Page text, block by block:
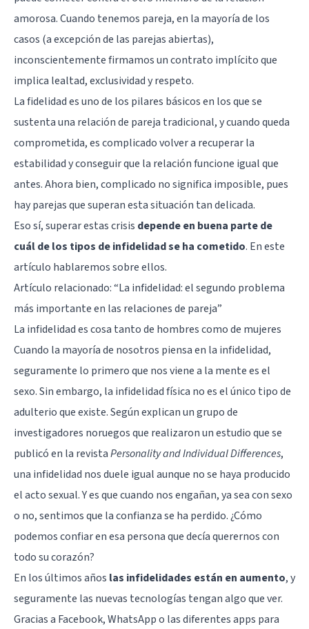
amorosa. Cuando tenemos pareja, en la mayoría de los
casos (a excepción de las parejas abiertas),
inconscientemente firmamos un contrato implícito que
implica lealtad, exclusividad y respeto.
La fidelidad es uno de los pilares básicos en los que se
sustenta una relación de pareja tradicional, y cuando queda
comprometida, es complicado volver a recuperar la
estabilidad y conseguir que la relación funcione igual que
antes. Ahora bien, complicado no significa imposible, pues
hay parejas que superan esta situación tan delicada.
Eso sí, superar estas crisis depende en buena parte de
cuál de los tipos de infidelidad se ha cometido. En este
artículo hablaremos sobre ellos.
Artículo relacionado: “La infidelidad: el segundo problema
más importante en las relaciones de pareja”
La infidelidad es cosa tanto de hombres como de mujeres
Cuando la mayoría de nosotros piensa en la infidelidad,
seguramente lo primero que nos viene a la mente es el
sexo. Sin embargo, la infidelidad física no es el único tipo de
adulterio que existe. Según explican un grupo de
investigadores noruegos que realizaron un estudio que se
publicó en la revistaPersonality and Individual Differences,
una infidelidad nos duele igual aunque no se haya producido
el acto sexual. Y es que cuando nos engañan, ya sea con sexo
o no, sentimos que la confianza se ha perdido. ¿Cómo
podemos confiar en esa persona que decía querernos con
todo su corazón?
En los últimos años las infidelidades están en aumento, y
seguramente las nuevas tecnologías tengan algo que ver.
Gracias a Facebook, WhatsApp o las diferentes apps para